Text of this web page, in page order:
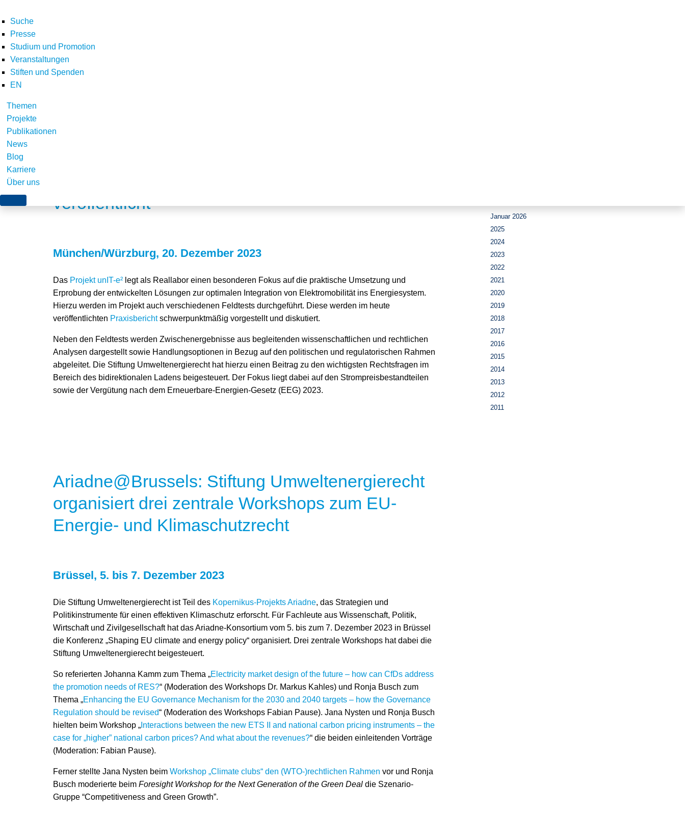
Suche
Presse
Studium und Promotion
Veranstaltungen
Stiften und Spenden
EN
Themen
Projekte
Publikationen
News
Blog
Karriere
Über uns
veröffentlicht
München/Würzburg, 20. Dezember 2023
Das Projekt unIT-e² legt als Reallabor einen besonderen Fokus auf die praktische Umsetzung und
Erprobung der entwickelten Lösungen zur optimalen Integration von Elektromobilität ins Energiesystem.
Hierzu werden im Projekt auch verschiedenen Feldtests durchgeführt. Diese werden im heute
veröffentlichten Praxisberichtschwerpunktmäßig vorgestellt und diskutiert.
Neben den Feldtests werden Zwischenergebnisse aus begleitenden wissenschaftlichen und rechtlichen
Analysen dargestellt sowie Handlungsoptionen in Bezug auf den politischen und regulatorischen Rahmen
abgeleitet. Die Stiftung Umweltenergierecht hat hierzu einen Beitrag zu den wichtigsten Rechtsfragen im
Bereich des bidirektionalen Ladens beigesteuert. Der Fokus liegt dabei auf den Strompreisbestandteilen
sowie der Vergütung nach dem Erneuerbare-Energien-Gesetz (EEG) 2023.
Ariadne@Brussels: Stiftung Umweltenergierecht
organisiert drei zentrale Workshops zum EU-
Energie- und Klimaschutzrecht
Brüssel, 5. bis 7. Dezember 2023
Die Stiftung Umweltenergierecht ist Teil des Kopernikus-Projekts Ariadne, das Strategien und
Politikinstrumente für einen effektiven Klimaschutz erforscht. Für Fachleute aus Wissenschaft, Politik,
Wirtschaft und Zivilgesellschaft hat das Ariadne-Konsortium vom 5. bis zum 7. Dezember 2023 in Brüssel
die Konferenz „Shaping EU climate and energy policy“ organisiert. Drei zentrale Workshops hat dabei die
Stiftung Umweltenergierecht beigesteuert.
So referierten Johanna Kamm zum Thema „Electricity market design of the future – how can CfDs address
the promotion needs of RES?“ (Moderation des Workshops Dr. Markus Kahles) und Ronja Busch zum
Thema „Enhancing the EU Governance Mechanism for the 2030 and 2040 targets – how the Governance
Regulation should be revised“ (Moderation des Workshops Fabian Pause). Jana Nysten und Ronja Busch
hielten beim Workshop „ Interactions between the new ETS II and national carbon pricing instruments – the
case for „higher” national carbon prices? And what about the revenues?“ die beiden einleitenden Vorträge
(Moderation: Fabian Pause).
Ferner stellte Jana Nysten beim Workshop „Climate clubs“ den (WTO-)rechtlichen Rahmen vor und Ronja
Busch moderierte beim Foresight Workshop for the Next Generation of the Green Deal die Szenario-
Gruppe “Competitiveness and Green Growth”.
Januar 2026
2025
2024
2023
2022
2021
2020
2019
2018
2017
2016
2015
2014
2013
2012
2011